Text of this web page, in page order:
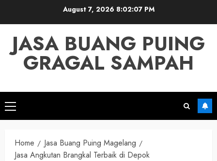
August 7, 2026 8:02:08 PM
JASA BUANG PUING
GRAGAL SAMPAH
Primary
Menu
Home
Jasa Buang Puing Magelang
Jasa Angkutan Brangkal Terbaik di Depok